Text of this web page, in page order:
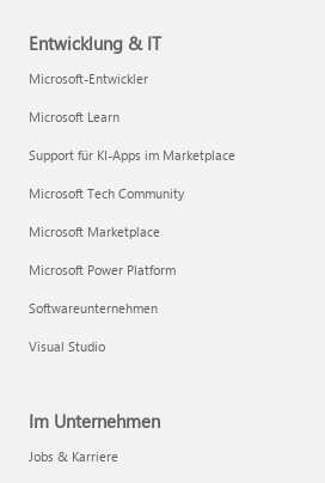
Entwicklung & IT
Microsoft-Entwickler
Microsoft Learn
Support für KI-Apps im Marketplace
Microsoft Tech Community
Microsoft Marketplace
Microsoft Power Platform
Softwareunternehmen
Visual Studio
Im Unternehmen
Jobs & Karriere